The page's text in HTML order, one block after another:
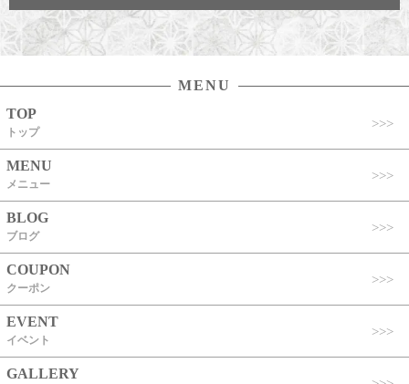
MENU
TOP
トップ
MENU
メニュー
BLOG
ブログ
COUPON
クーポン
EVENT
イベント
GALLERY